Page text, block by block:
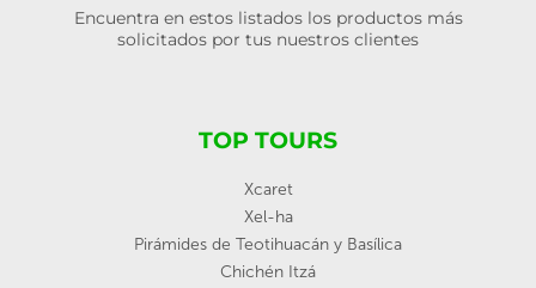
Encuentra en estos listados los productos más
solicitados por tus nuestros clientes
TOP TOURS
Xcaret
Xel-ha
Pirámides de Teotihuacán y Basílica
Chichén Itzá